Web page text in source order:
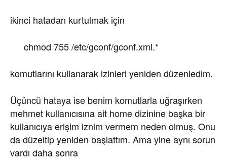
ikinci hatadan kurtulmak için
chmod 755 /etc/gconf/gconf.xml.*
komutlarını kullanarak izinleri yeniden düzenledim.
Üçüncü hataya ise benim komutlarla uğraşırken
mehmet kullanıcısına ait home dizinine başka bir
kullanıcıya erişim iznim vermem neden olmuş. Onu
da düzeltip yeniden başlattım. Ama yine aynı sorun
vardı daha sonra